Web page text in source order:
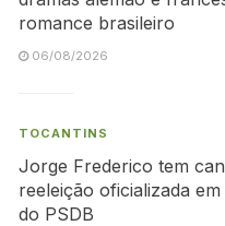
romance brasileiro
06/08/2026
TOCANTINS
Jorge Frederico tem
reeleição oficializada
do PSDB